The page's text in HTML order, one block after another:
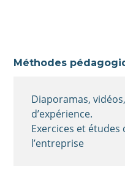
Méthodes
Diaporamas,
d’expérience.
Exercices et études
l’entreprise